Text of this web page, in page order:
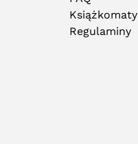
Książkomaty
Regulaminy